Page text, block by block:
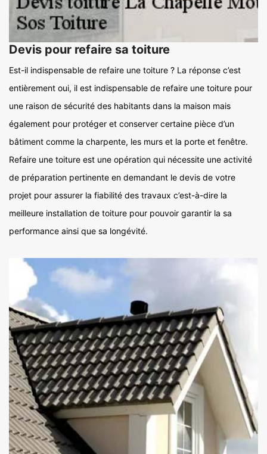
Devis pour refaire sa toiture
Est-il indispensable de refaire une toiture ? La réponse c’est
entièrement oui, il est indispensable de refaire une toiture pour
une raison de sécurité des habitants dans la maison mais
également pour protéger et conserver certaine pièce d’un
bâtiment comme la charpente, les murs et la porte et fenêtre.
Refaire une toiture est une opération qui nécessite une activité
de préparation pertinente en demandant le devis de votre
projet pour assurer la fiabilité des travaux c’est-à-dire la
meilleure installation de toiture pour pouvoir garantir la sa
performance ainsi que sa longévité.